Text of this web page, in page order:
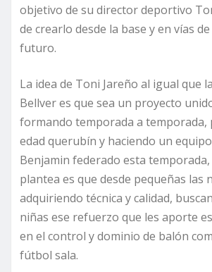
objetivo de su director deportivo
de crearlo desde la base y en vías
futuro.
La idea de Toni Jareño al igual que
Bellver es que sea un proyecto
formando temporada a temporada,
edad querubín y haciendo un
Benjamin federado esta temporada,
plantea es que desde pequeñas las
adquiriendo técnica y calidad,
niñas ese refuerzo que les aporte
en el control y dominio de balón
fútbol sala.